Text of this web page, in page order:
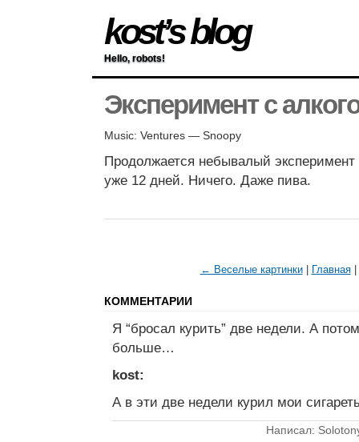
kost’s blog
Hello, robots!
Эксперимент с
Music: Ventures — Snoopy
Продолжается небывалый
уже 12 дней. Ничего. Даже пива.
← Веселые картинки| Главная|
КОММЕНТАРИИ
Я “бросал курить” две недели. А
больше…
kost:
А в эти две недели курил мои
Написал: